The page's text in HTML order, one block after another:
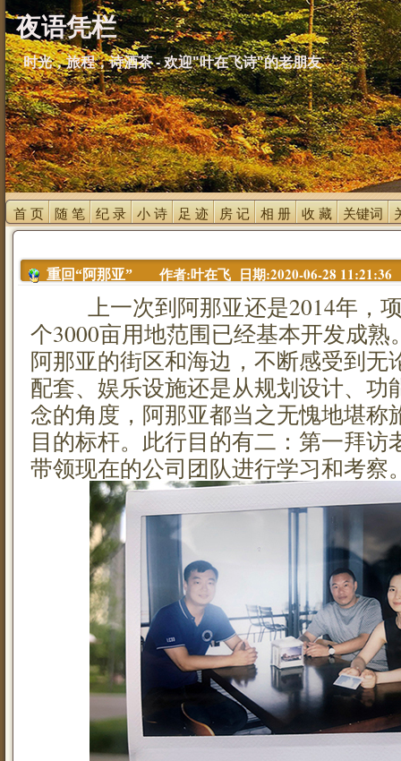
夜语凭栏
时光，旅程，诗酒茶 - 欢迎"叶在飞诗"的老朋友
首 页 随 笔 纪 录 小 诗 足 迹 房 记 相 册 收 藏 关键词
重回“阿那亚” 作者:叶在飞 日期:2020-06-28 11:21:36
上一次到阿那亚还是2014年，项
个3000亩用地范围已经基本开发成
阿那亚的街区和海边，不断感受到无
配套、娱乐设施还是从规划设计、功
念的角度，阿那亚都当之无愧地堪称
目的标杆。此行目的有二：第一拜访
带领现在的公司团队进行学习和考察